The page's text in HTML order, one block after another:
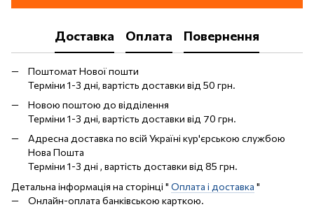
Доставка Оплата Повернення
Поштомат Нової пошти
Терміни 1-3 дні, вартість доставки від 50 грн.
Новою поштою до відділення
Терміни 1-3 дні, вартість доставки від 70 грн.
Адресна доставка по всій Україні кур'єрською службою
Нова Пошта
Терміни 1-3 дні , вартість доставки від 85 грн.
Детальна інформація на сторінці " Оплата і доставка "
Онлайн-оплата банківською карткою.